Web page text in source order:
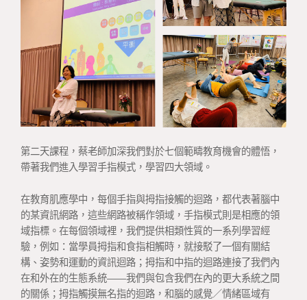
第二天課程，蔡老師加深我們對於七個範疇教育機會的體悟，
帶著我們進入學習手指模式，學習四大領域。
在教育肌應學中，每個手指與拇指接觸的迴路，都代表著腦中
的某資訊網路，這些網路被稱作領域，手指模式則是相應的領
域指標。在每個領域裡，我們提供相類性質的一系列學習經
驗，例如：當學員拇指和食指相觸時，就接駁了一個有關結
構、姿勢和運動的資訊迴路；拇指和中指的迴路連接了我們內
在和外在的生態系統——我們與包含我們在內的更大系統之間
的關係；拇指觸摸無名指的迴路，和腦的感覺／情緒區域有